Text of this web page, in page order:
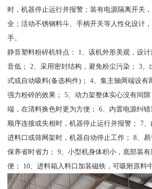
时，机器停止运行并报警；装有电源隔离开关
全；活动不锈钢料斗、手柄开关等人性化设计
手。
静音塑料粉碎机特点： 1、该机外形美观，设
音低； 2、采用密封结构，避免粉尘污染； 3、
式或自动吸料(备选构件)； 4、集主轴两端设有
强力粉碎的效果； 5、动力架整体实心没有间
端，在清料换色时更为方便； 6、内置电源纠
顺序连接或失相时，机器停止运行并报警； 7
进料口或筛网架时，机器自动停止工作； 8、
保养省时省力； 9、小型机身体积小，底部装
便； 10、进料箱入料口加装磁铁，可吸附原料